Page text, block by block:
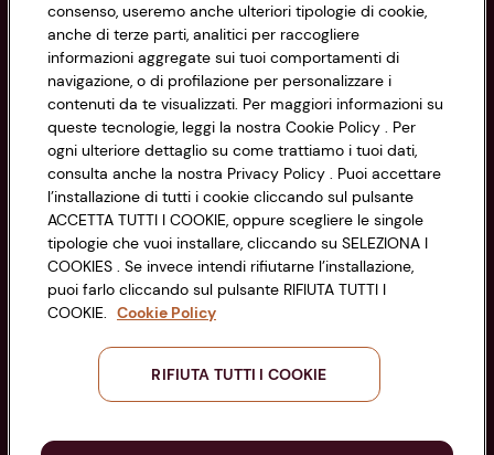
Cookie Policy
Impostazioni Cookie
Accessibilità
CONAD SOCIETÀ COOPERATIVA
Via Michelino, 59 | 40127 BOLOGNA
Codice Fiscale e Registro Imprese
di Bologna 00865960157
PARTITA IVA 03320960374
Servizio clienti
Seguici sui Social:
Scarica l'app
consenso, useremo anche ulteriori tipologie di cookie,
anche di terze parti, analitici per raccogliere
informazioni aggregate sui tuoi comportamenti di
navigazione, o di profilazione per personalizzare i
contenuti da te visualizzati. Per maggiori informazioni su
queste tecnologie, leggi la nostra Cookie Policy . Per
ogni ulteriore dettaglio su come trattiamo i tuoi dati,
consulta anche la nostra Privacy Policy . Puoi accettare
l’installazione di tutti i cookie cliccando sul pulsante
ACCETTA TUTTI I COOKIE, oppure scegliere le singole
tipologie che vuoi installare, cliccando su SELEZIONA I
COOKIES . Se invece intendi rifiutarne l’installazione,
puoi farlo cliccando sul pulsante RIFIUTA TUTTI I
COOKIE. Cookie Policy
RIFIUTA TUTTI I COOKIE